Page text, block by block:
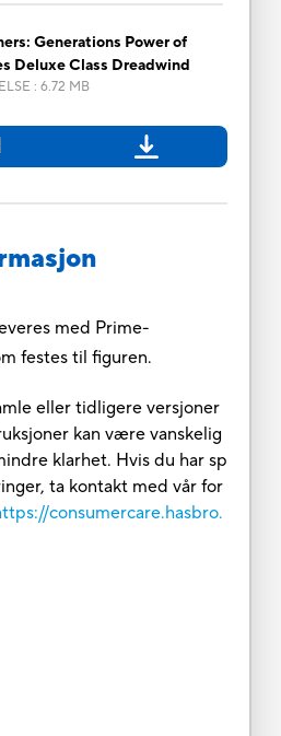
Generations Power of
Deluxe Class Dreadwind
: 6.72 MB
med Prime-
festes til figuren.
eller tidligere versjoner
kan være vanskelig
klarhet. Hvis du har sp
ta kontakt med vår for
consumercare.hasbro.